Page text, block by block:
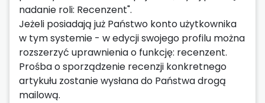
nadanie roli: Recenzent".
Jeżeli posiadają już Państwo konto użytkownika
w tym systemie - w edycji swojego profilu można
rozszerzyć uprawnienia o funkcję: recenzent.
Prośba o sporządzenie recenzji konkretnego
artykułu zostanie wysłana do Państwa drogą
mailową.